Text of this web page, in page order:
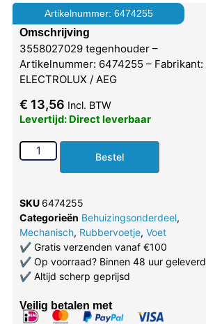
Artikelnummer: 6474255
Omschrijving
3558027029 tegenhouder –
Artikelnummer: 6474255 – Fabrikant:
ELECTROLUX / AEG
€ 13,56 Incl. BTW
Levertijd: Direct leverbaar
Bestel
SKU 6474255
Categorieën Behuizingsonderdeel,
Mechanisch, Rubbervoetje, Voet
✔Gratis verzenden vanaf €100
✔Op voorraad? Binnen 48 uur geleverd
✔Altijd scherp geprijsd
Veilig betalen met